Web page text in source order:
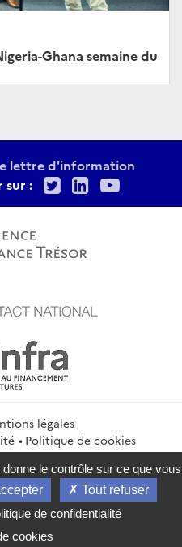
Ghana semaine du
lettre d'information
sur :
TwitterLinkedIn
légales
Politique de cookies
Flux RSS
info.gouv.fr
du Trésor
le contrôle sur ce que vous
Tout refuser
de confidentialité
cookies